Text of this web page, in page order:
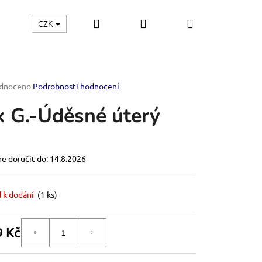
Štětce Stavebnice modelů
CZK Hledat PřihlášeníNákupní
Podrobnosti hodnocení
G.-Úděsné úterý
doručit do: 14.8.2026
k dodání (1 ks)
Kč
THE EMPIRE-